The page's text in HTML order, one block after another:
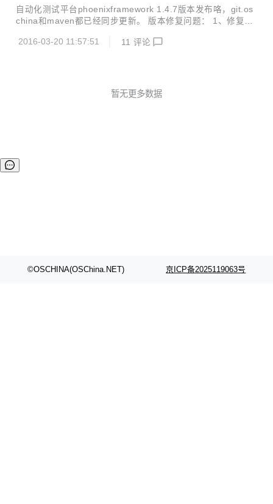
升级方式和war包下载地址请见官网： http://www.cewan.la
最新版本1.4.8版本升级的详细内容： phoenix_node:优化性
自动化测试平台phoenixframework 1.4.7版本发布咯，git.os
china和maven都已经同步更新。 版本修复问题： 1、修复多
加对body参数的支持 3、对平台的各模块代码进行了部分重
试工具 7、抽离出了公共的phoenix_common模块 8、重构了
2016-03-20 11:57:51 11 评论
暂无更多数据
©OSCHINA(OSChina.NET) 京ICP备2025119063号